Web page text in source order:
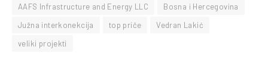
AAFS Infrastructure and Energy LLC
Bosna i Hercegovina
Južna interkonekcija
top priče
Vedran Lakić
veliki projekti